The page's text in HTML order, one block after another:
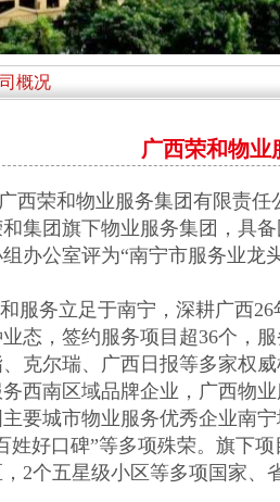
概况
广西荣和物业
广西荣和物业服务集团有限责
集团旗下物业服务集团，具
办公室评为“南宁市服务业龙
服务立足于南宁，深耕广西
态，签约服务项目超36个，
克尔瑞、广西日报等多家权
西南区域品牌企业，广西物
要城市物业服务优秀企业南
姓好口碑”等多项殊荣。旗下
2个五星级小区等多项国家、